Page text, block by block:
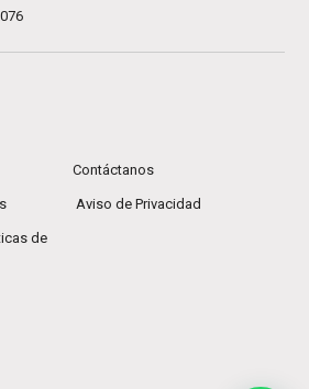
Contáctanos
Aviso de Privacidad
de